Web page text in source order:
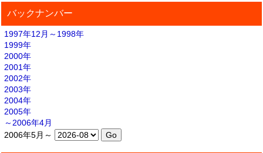
バックナンバー
1997年12月～1998年
1999年
2000年
2001年
2002年
2003年
2004年
2005年
～2006年4月
2006年5月～